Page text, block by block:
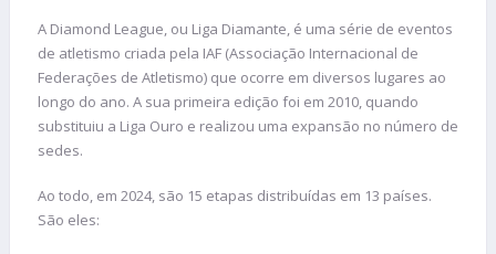
A Diamond League, ou Liga Diamante, é uma série de eventos
de atletismo criada pela IAF (Associação Internacional de
Federações de Atletismo) que ocorre em diversos lugares ao
longo do ano. A sua primeira edição foi em 2010, quando
substituiu a Liga Ouro e realizou uma expansão no número de
sedes.
Ao todo, em 2024, são 15 etapas distribuídas em 13 países.
São eles: